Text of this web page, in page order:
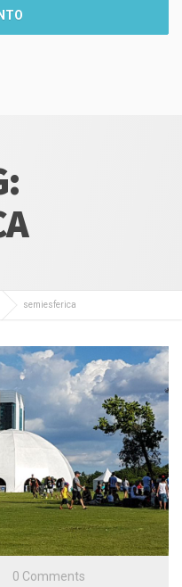
semiesferica
0 Comments